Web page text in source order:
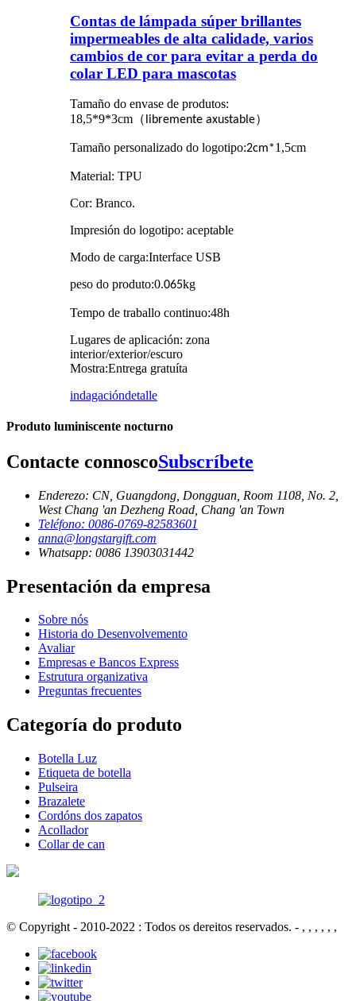
Contas de lámpada súper brillantes
impermeables de alta calidade, varios
cambios de cor para evitar a perda do
colar LED para mascotas
Tamaño do envase de produtos:
18,5*9*3cm （libremente axustable）
Tamaño personalizado do logotipo:2cm*1,5cm
Material: TPU
Cor: Branco.
Impresión do logotipo: aceptable
Modo de carga:Interface USB
peso do produto:0.065kg
Tempo de traballo continuo:48h
Lugares de aplicación: zona
interior/exterior/escuro
Mostra:Entrega gratuíta
indagacióndetalle
Produto luminiscente nocturno
Contacte connoscoSubscríbete
Enderezo: CN, Guangdong, Dongguan, Room 1108, No. 2,
West Chang 'an Dezheng Road, Chang 'an Town
Teléfono: 0086-0769-82583601
anna@longstargift.com
Whatsapp: 0086 13903031442
Presentación da empresa
Sobre nós
Historia do Desenvolvemento
Avaliar
Empresas e Bancos Express
Estrutura organizativa
Preguntas frecuentes
Categoría do produto
Botella Luz
Etiqueta de botella
Pulseira
Brazalete
Cordóns dos zapatos
Acollador
Collar de can
© Copyright - 2010-2022 : Todos os dereitos reservados. - , , , , , ,